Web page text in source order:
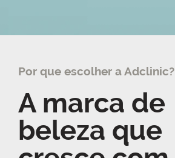
Por que escolher a Adclinic?
A marca de
beleza que